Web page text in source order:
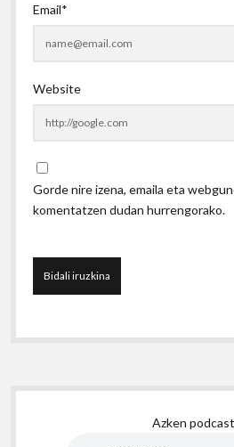
Email*
Website
Gorde nire izena, emaila eta
komentatzen dudan hurrengorako.
Sidebar
Azken